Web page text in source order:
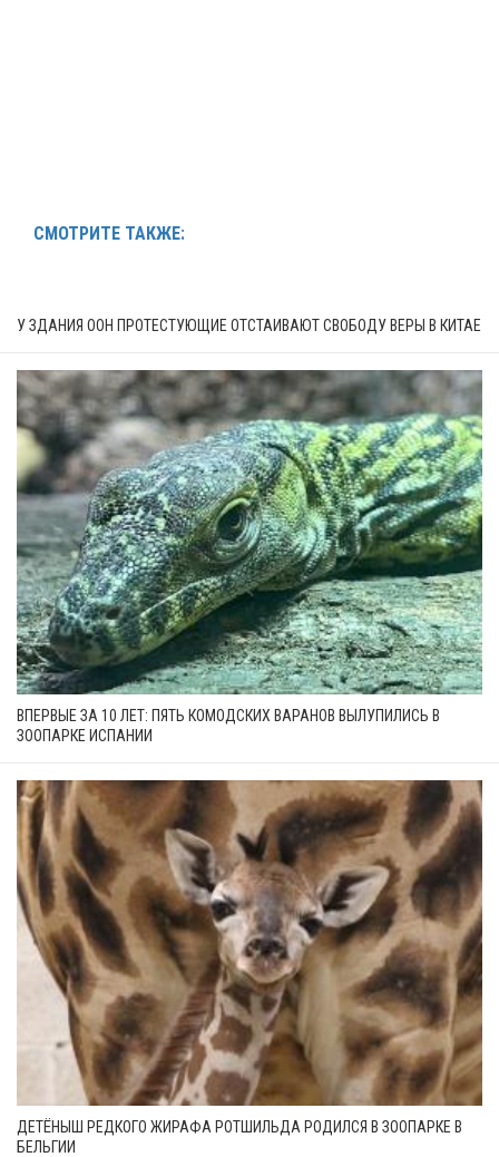
СМОТРИТЕ ТАКЖЕ:
У ЗДАНИЯ ООН ПРОТЕСТУЮЩИЕ ОТСТАИВАЮТ СВОБОДУ ВЕРЫ В КИТАЕ
ВПЕРВЫЕ ЗА 10 ЛЕТ: ПЯТЬ КОМОДСКИХ ВАРАНОВ ВЫЛУПИЛИСЬ В
ЗООПАРКЕ ИСПАНИИ
ДЕТЁНЫШ РЕДКОГО ЖИРАФА РОТШИЛЬДА РОДИЛСЯ В ЗООПАРКЕ В
БЕЛЬГИИ